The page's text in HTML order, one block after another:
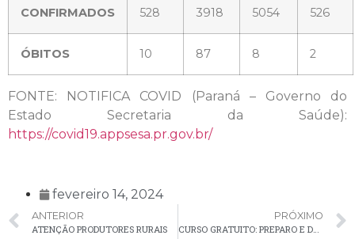
CONFIRMADOS 528 3918 5054 526
ÓBITOS 10 87 8 2
FONTE: NOTIFICA COVID (Paraná – Governo do
Estado Secretaria da Saúde):
https://covid19.appsesa.pr.gov.br/
fevereiro 14, 2024
ANTERIOR
ATENÇÃO PRODUTORES RURAIS
PRÓXIMO
CURSO GRATUITO: PREPARO E DECORAÇÃO DE BOLOS CONTEMPORÂNEOS EM SANTA BÁRBARA DE CIMA